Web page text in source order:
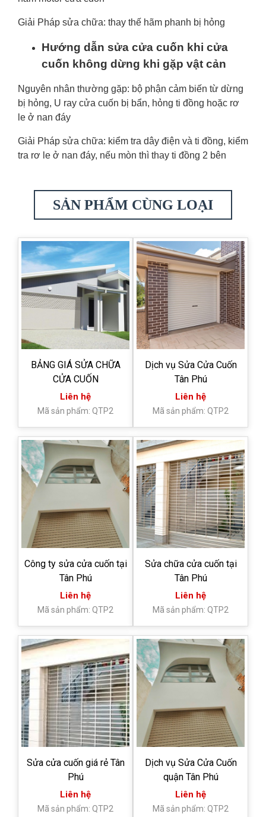
Giải Pháp sửa chữa: thay thế hãm phanh bị hỏng
Hướng dẫn sửa cửa cuốn khi cửa
cuốn không dừng khi gặp vật cản
Nguyên nhân thường gặp: bộ phận cảm biến từ dừng
bị hỏng, U ray cửa cuốn bị bẩn, hỏng ti đồng hoặc rơ
le ở nan đáy
Giải Pháp sửa chữa: kiểm tra dây điện và ti đồng, kiểm
tra rơ le ở nan đáy, nếu mòn thì thay ti đồng 2 bên
SẢN PHẨM CÙNG LOẠI
BẢNG GIÁ SỬA CHỮA
CỬA CUỐN
Liên hệ
Mã sản phẩm: QTP2
Dịch vụ Sửa Cửa Cuốn
Tân Phú
Liên hệ
Mã sản phẩm: QTP2
Công ty sửa cửa cuốn tại
Tân Phú
Liên hệ
Mã sản phẩm: QTP2
Sửa chữa cửa cuốn tại
Tân Phú
Liên hệ
Mã sản phẩm: QTP2
Sửa cửa cuốn giá rẻ Tân
Phú
Liên hệ
Mã sản phẩm: QTP2
Dịch vụ Sửa Cửa Cuốn
quận Tân Phú
Liên hệ
Mã sản phẩm: QTP2